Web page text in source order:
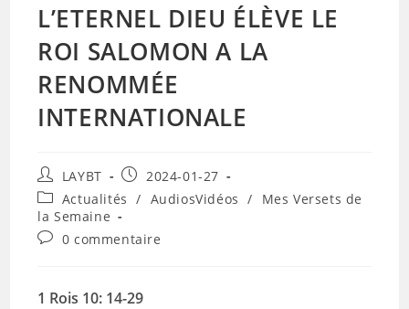
L’ETERNEL DIEU ÉLÈVE LE
ROI SALOMON A LA
RENOMMÉE
INTERNATIONALE
Auteur/autrice
de
la
publication :
LAYBT
Publication
publiée :
2024-01-27
Post
category:
Actualités / AudiosVidéos /
Mes Versets de
la Semaine
Commentaires
publication :
0 commentaire
1 Rois 10: 14-29